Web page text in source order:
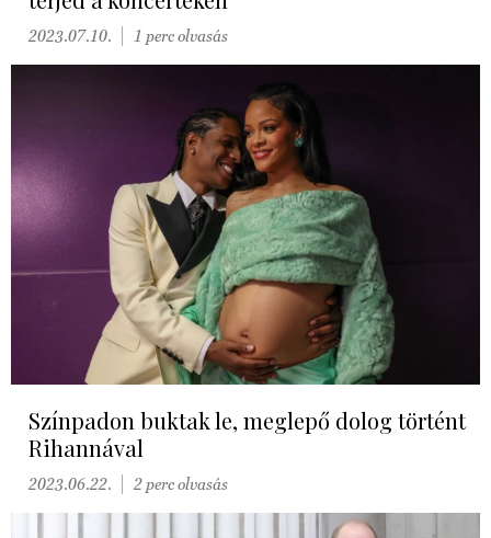
2023.07.10. 1 perc olvasás
Színpadon buktak le, meglepő dolog történt
Rihannával
2023.06.22. 2 perc olvasás